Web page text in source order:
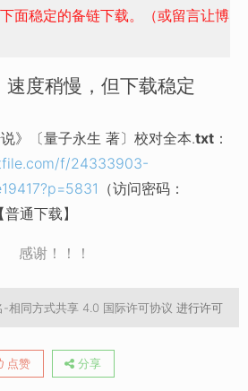
面稳定的备链下载。（或留言让博
度稍慢，但下载稳定
说》〔量子永生 著〕校对全本.txt ：
f/24333903-
（访问密码：
通下载】
-相同方式共享 4.0 国际许可协议 进行许可
点赞 分享